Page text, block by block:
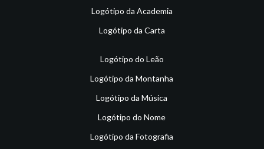
Logótipo da Academia
Logótipo da Carta
Logótipo do Leão
Logótipo da Montanha
Logótipo da Música
Logótipo do Nome
Logótipo da Fotografia